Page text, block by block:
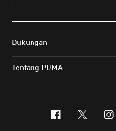
Dukungan
Tentang PUMA
facebook
x-